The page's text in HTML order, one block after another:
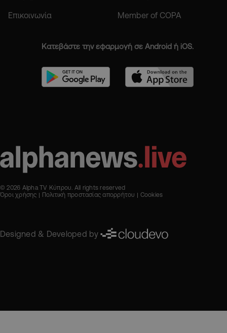
Επικοινωνία Member of COPA
Κατεβάστε την εφαρμογή σε Android ή iOS.
© 2026 Alpha TV Κύπρου. All rights reserved
Όροι χρήσης
Πολιτική προστασίας απορρήτου Cookies
Designed & Developed by